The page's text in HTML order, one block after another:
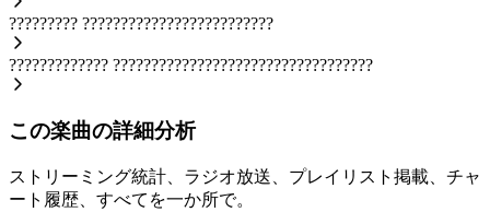
????????? ?????????????????????????
????????????? ??????????????????????????????????
この楽曲の詳細分析
ストリーミング統計、ラジオ放送、プレイリスト掲載、チャ
ート履歴、すべてを一か所で。